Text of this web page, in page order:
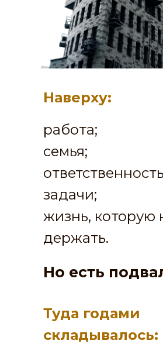
Наверху:
Туда годами
складывалось:
Но есть
работа;
семья;
задачи;
жизнь, которую
держать.